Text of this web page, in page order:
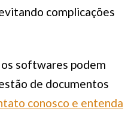
complicações
softwares podem
de documentos
conosco e entenda